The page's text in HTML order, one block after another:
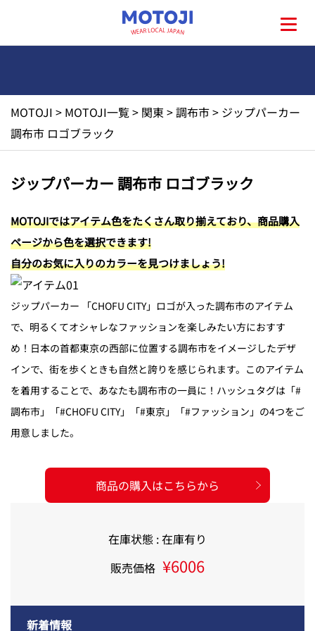
地元一覧
お問い合わせ
MOTOJI > MOTOJI一覧> 関東 >調布市> ジップパーカー
調布市 ロゴブラック
新着情報
ジップパーカー 調布市 ロゴブラック
MOTOJIではアイテム色をたくさん取り揃えており、商品購入
ページから色を選択できます!
自分のお気に入りのカラーを見つけましょう!
ジップパーカー 「CHOFU CITY」ロゴが入った調布市のアイテム
で、明るくてオシャレなファッションを楽しみたい方におすす
め！日本の首都東京の西部に位置する調布市をイメージしたデザ
インで、街を歩くときも自然と誇りを感じられます。このアイテム
を着用することで、あなたも調布市の一員に！ハッシュタグは「#
調布市」「#CHOFU CITY」「#東京」「#ファッション」の4つをご
用意しました。
商品の購入はこちらから
在庫状態 : 在庫有り
販売価格 ¥6006